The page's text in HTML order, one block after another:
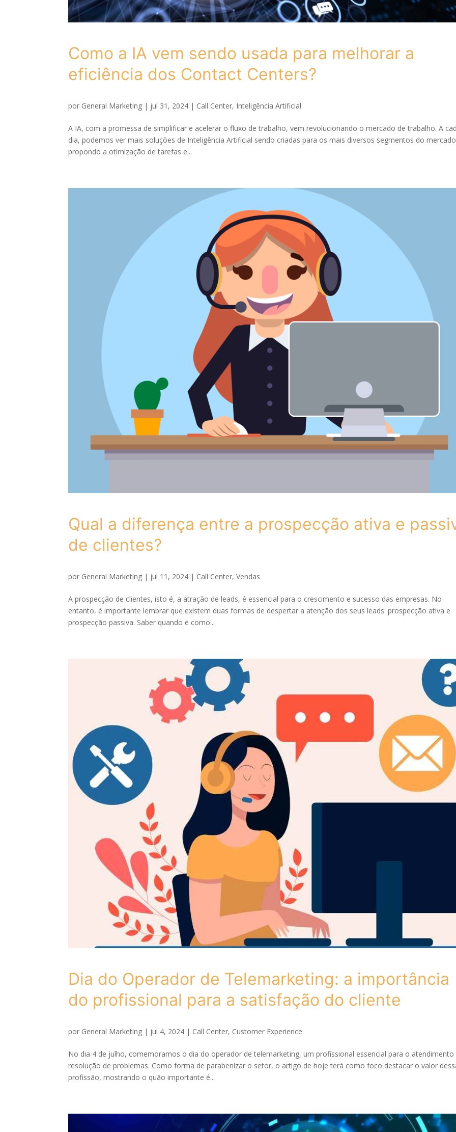
Como a IA vem sendo usada para melhorar a
eficiência dos Contact Centers?
por General Marketing | jul 31, 2024 | Call Center, Inteligência Artificial
A IA, com a promessa de simplificar e acelerar o fluxo de trabalho, vem revolucionando o mercado de trabalho. A
dia, podemos ver mais soluções de Inteligência Artificial sendo criadas para os mais diversos segmentos do
propondo a otimização de tarefas e...
Qual a diferença entre a prospecção ativa e
de clientes?
por General Marketing | jul 11, 2024 | Call Center,Vendas
A prospecção de clientes, isto é, a atração de leads, é essencial para o crescimento e sucesso das empresas. No
entanto, é importante lembrar que existem duas formas de despertar a atenção dos seus leads: prospecção ativa e
prospecção passiva. Saber quando e como...
Dia do Operador de Telemarketing: a importância
do profissional para a satisfação do cliente
por General Marketing | jul 4, 2024 | Call Center, Customer Experience
No dia 4 de julho, comemoramos o dia do operador de telemarketing, um profissional essencial para o atendimento
resolução de problemas. Como forma de parabenizar o setor, o artigo de hoje terá como foco destacar o valor
profissão, mostrando o quão importante é...